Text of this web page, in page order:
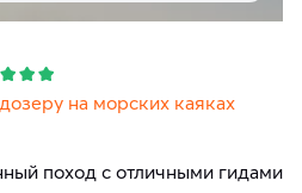
на морских каяках
поход с отличными гидами